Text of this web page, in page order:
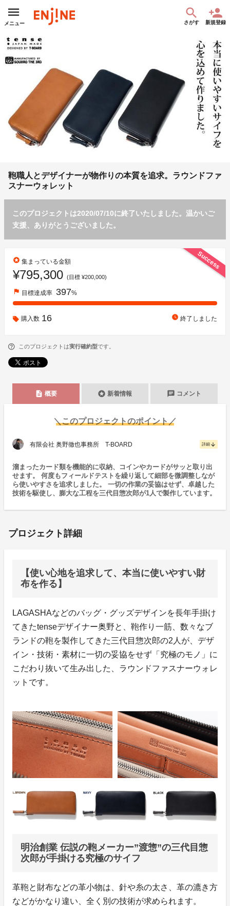
メニュー さがす 新規登録
鞄職人とデザイナーが物作りの本質を追求。ラウンドファ
スナーウォレット
このプロジェクトは2020/07/10に終了いたしました。温かいご
支援、ありがとうございました。
Success
stars 集まっている金額
¥795,300 (目標 ¥200,000)
flag 目標達成率 397%
購入数 16 watch_later 終了しました
このプロジェクトは実行確約型です。
description 概要 stars 新着情報 chat コメント
＼このプロジェクトのポイント／
有限会社 奥野徹也事務所 T-BOARD 詳細 arrow_downward
溜まったカード類を機能的に収納、コインやカードがサッと取り出
せます。 何度もフィールドテストを繰り返して細部を微調整しなが
ら使いやすさを追求しました。 一切の作業の妥協はせず、卓越した
技術を駆使し、膨大な工程を三代目惣次郎が1人で製作しています。
プロジェクト詳細
【使い心地を追求して、本当に使いやすい財
布を作る】
LAGASHAなどのバッグ・グッズデザインを長年手掛け
てきたtenseデザイナー奥野と、鞄作り一筋、数々なブ
ランドの鞄を製作してきた三代目惣次郎の2人が、デザ
イン・技術・素材に一切の妥協をせず「究極のモノ」に
こだわり抜いて生み出した、ラウンドファスナーウォレ
ットです。
明治創業 伝説の鞄メーカー”渡惣”の三代目惣
次郎が手掛ける究極のサイフ
革鞄と財布などの革小物は、針や糸の太さ、革の漉き方
などがかなり違い、全く別の技術が求められます。